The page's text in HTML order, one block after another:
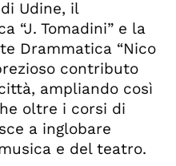
Udine, il
“J. Tomadini” e la
Drammatica “Nico
contributo
ampliando così
oltre i corsi di
a inglobare
e del teatro.